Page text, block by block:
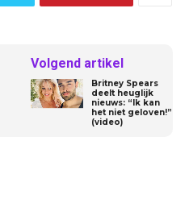
Volgend artikel
Britney Spears
deelt heuglijk
nieuws: “Ik kan
het niet geloven!”
(video)